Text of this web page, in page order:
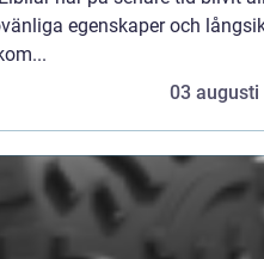
egenskaper och
03 augusti